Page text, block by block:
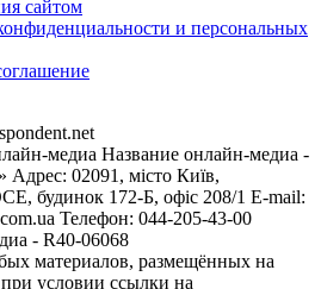
сайтом
и персональных
медиа Название онлайн-медиа -
Адрес: 02091, місто Київ,
будинок 172-Б, офіс 208/1 E-mail:
Телефон: 044-205-43-00
- R40-06068
материалов, размещённых на
при условии ссылки на